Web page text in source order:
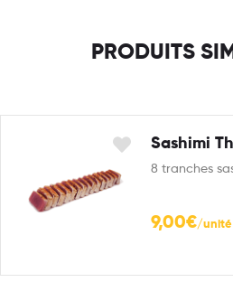
PRODUITS
Sashimi
8 tranches
9,00€